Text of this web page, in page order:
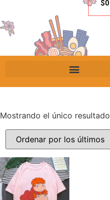
$0
Mostrando el único resultado